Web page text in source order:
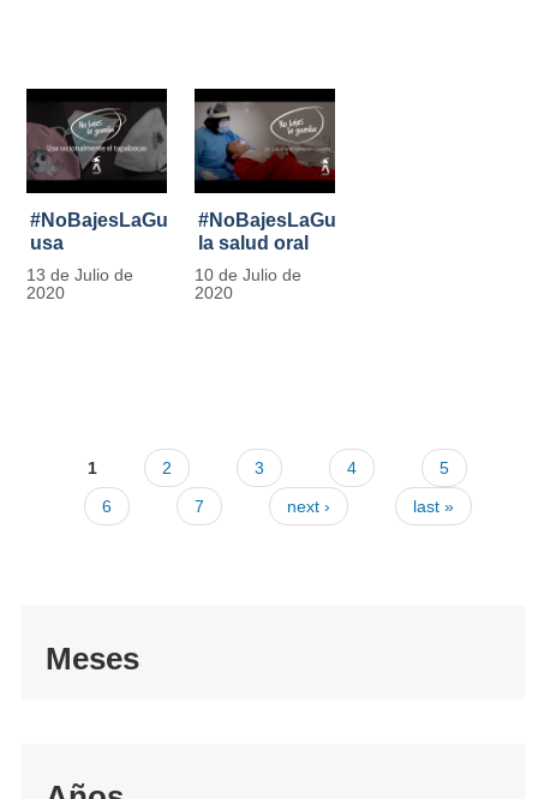
#NoBajesLaGuardia:
usa
racionalmente
el tapabocas
13 de Julio de
2020
#NoBajesLaGuardia:
la salud oral
también
cuenta
10 de Julio de
2020
1 2 3 4
5
6
7 next › last »
Meses